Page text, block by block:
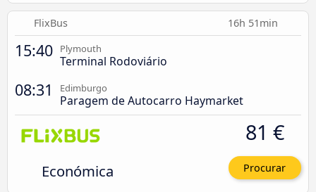
FlixBus 16h 51min
15:40 Plymouth
Terminal Rodoviário
08:31 Edimburgo
Paragem de Autocarro Haymarket
Económica
81 €
Procurar